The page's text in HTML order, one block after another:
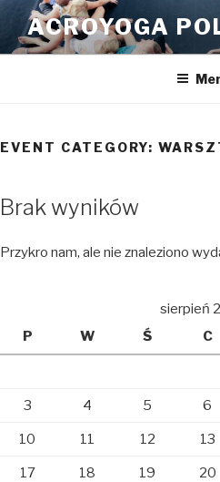
Przeskocz
treści
ACROYOGA
EVENT CATEGORY:
Brak wyników
Przykro nam, ale nie znaleziono
sierpień
P
W Ś C
3 4 5 6
10 11 12 13
17 18 19 20